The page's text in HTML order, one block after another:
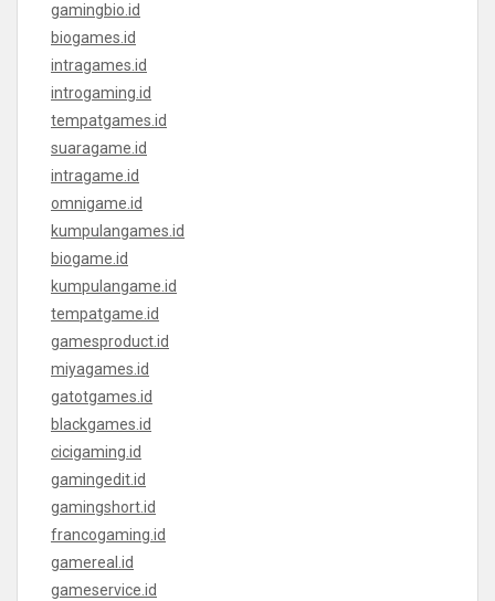
gamingbio.id
biogames.id
intragames.id
introgaming.id
tempatgames.id
suaragame.id
intragame.id
omnigame.id
kumpulangames.id
biogame.id
kumpulangame.id
tempatgame.id
gamesproduct.id
miyagames.id
gatotgames.id
blackgames.id
cicigaming.id
gamingedit.id
gamingshort.id
francogaming.id
gamereal.id
gameservice.id